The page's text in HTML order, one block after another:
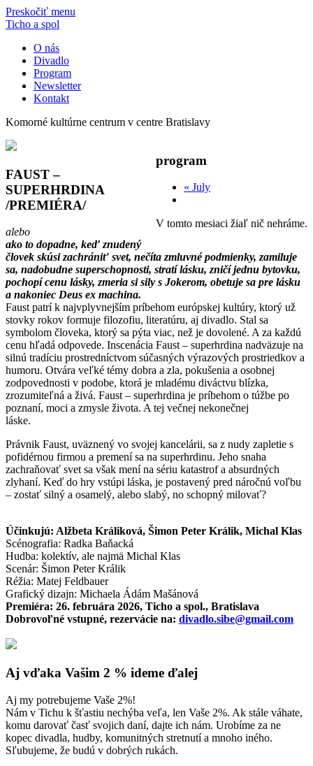
Preskočiť menu
Ticho a spol
O nás
Divadlo
Program
Newsletter
Kontakt
Komorné kultúrne centrum v centre Bratislavy
program
« July
V tomto mesiaci žiaľ nič nehráme.
FAUST –
SUPERHRDINA
/PREMIÉRA/
alebo
ako to dopadne, keď znudený
človek skúsi zachrániť svet, nečíta zmluvné podmienky, zamiluje
sa, nadobudne superschopnosti, stratí lásku, zničí jednu bytovku,
pochopí cenu lásky, zmeria si sily s Jokerom, obetuje sa pre lásku
a nakoniec Deus ex machina.
Faust patrí k najvplyvnejším príbehom európskej kultúry, ktorý už
stovky rokov formuje filozofiu, literatúru, aj divadlo. Stal sa
symbolom človeka, ktorý sa pýta viac, než je dovolené. A za každú
cenu hľadá odpovede. Inscenácia Faust – superhrdina nadväzuje na
silnú tradíciu prostredníctvom súčasných výrazových prostriedkov a
humoru. Otvára veľké témy dobra a zla, pokušenia a osobnej
zodpovednosti v podobe, ktorá je mladému diváctvu blízka,
zrozumiteľná a živá. Faust – superhrdina je príbehom o túžbe po
poznaní, moci a zmysle života. A tej večnej nekonečnej
láske.
Právnik Faust, uväznený vo svojej kancelárii, sa z nudy zapletie s
pofidérnou firmou a premení sa na superhrdinu. Jeho snaha
zachraňovať svet sa však mení na sériu katastrof a absurdných
zlyhaní. Keď do hry vstúpi láska, je postavený pred náročnú voľbu
– zostať silný a osamelý, alebo slabý, no schopný milovať?
Účinkujú: Alžbeta Králiková, Šimon Peter Králik, Michal Klas
Scénografia: Radka Baňacká
Hudba: kolektív, ale najmä Michal Klas
Scenár: Šimon Peter Králik
Réžia: Matej Feldbauer
Grafický dizajn: Michaela Ádám Mašánová
Premiéra: 26. februára 2026, Ticho a spol., Bratislava
Dobrovoľné vstupné, rezervácie na: divadlo.sibe@gmail.com
Aj vďaka Vašim 2 % ideme ďalej
Aj my potrebujeme Vaše 2%!
Nám v Tichu k šťastiu nechýba veľa, len Vaše 2%. Ak stále váhate,
komu darovať časť svojich daní, dajte ich nám. Urobíme za ne
kopec divadla, hudby, komunitných stretnutí a mnoho iného.
Sľubujeme, že budú v dobrých rukách.